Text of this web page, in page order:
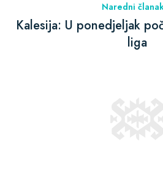
Naredni
Kalesija: U ponedjeljak
liga